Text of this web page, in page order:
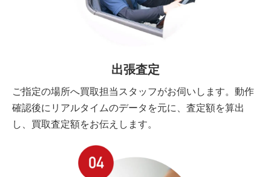
出張査定
ご指定の場所へ買取担当スタッフがお伺いします。動作
確認後にリアルタイムのデータを元に、査定額を算出
し、買取査定額をお伝えします。